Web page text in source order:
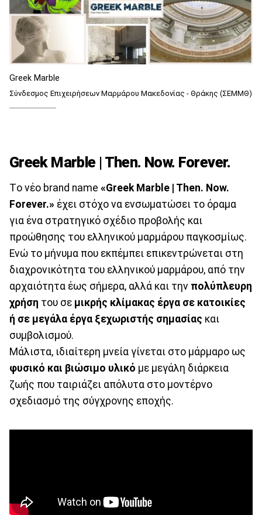
Greek Marble
Σύνδεσμος Επιχειρήσεων Μαρμάρου Μακεδονίας - Θράκης (ΣΕΜΜΘ)
Greek Marble | Then. Now. Forever.
Tο νέο brand name «Greek Marble | Then. Now.
Forever.» έχει στόχο να ενσωματώσει το όραμα
για ένα στρατηγικό σχέδιο προβολής και
προώθησης του ελληνικού μαρμάρου παγκοσμίως.
Ενώ το μήνυμα που εκπέμπει επικεντρώνεται στη
διαχρονικότητα του ελληνικού μαρμάρου, από την
αρχαιότητα έως σήμερα, αλλά και την πολύπλευρη
χρήση του σε μικρής κλίμακας έργα σε κατοικίες
ή σε μεγάλα έργα ξεχωριστής σημασίας και
συμβολισμού.
Μάλιστα, ιδιαίτερη μνεία γίνεται στο μάρμαρο ως
φυσικό και βιώσιμο υλικό με μεγάλη διάρκεια
ζωής που ταιριάζει απόλυτα στο μοντέρνο
σχεδιασμό της σύγχρονης εποχής.